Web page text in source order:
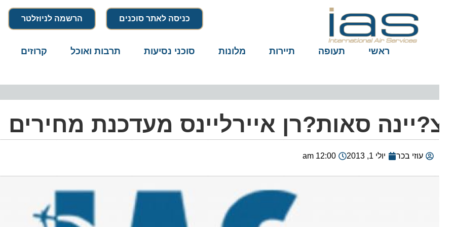
כניסה לאתר סוכנים הרשמה לניוזלטר
ראשי תעופה תיירות מלונות סוכני נסיעות תרבות ואוכל קרוזים
סאות?רן איירליינס מעדכנת מחירים
עוזי בכר יולי 1, 2013 12:00 am